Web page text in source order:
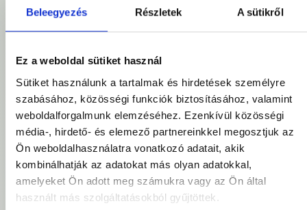
Beleegyezés Részletek A sütikről
Ez a weboldal sütiket használ
Sütiket használunk a tartalmak és hirdetések személyre
szabásához, közösségi funkciók biztosításához, valamint
weboldalforgalmunk elemzéséhez. Ezenkívül közösségi
média-, hirdető- és elemező partnereinkkel megosztjuk az
Ön weboldalhasználatra vonatkozó adatait, akik
kombinálhatják az adatokat más olyan adatokkal,
amelyeket Ön adott meg számukra vagy az Ön által
használt más szolgáltatásokból gyűjtöttek.
Console
Google Analytics 4
Mangools
WordPress /
WooCommerce
Google Tag
Manager
Looker Studio
Google Sheets,
Docs
ChatGPT